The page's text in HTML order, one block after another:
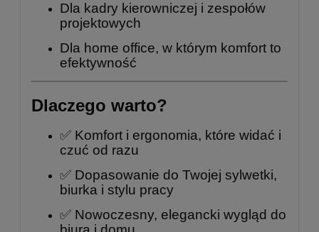
Dla kadry kierowniczej i zespołów
projektowych
Dla home office, w którym komfort to
efektywność
Dlaczego warto?
✅ Komfort i ergonomia, które widać i
czuć od razu
✅ Dopasowanie do Twojej sylwetki,
biurka i stylu pracy
✅ Nowoczesny, elegancki wygląd do